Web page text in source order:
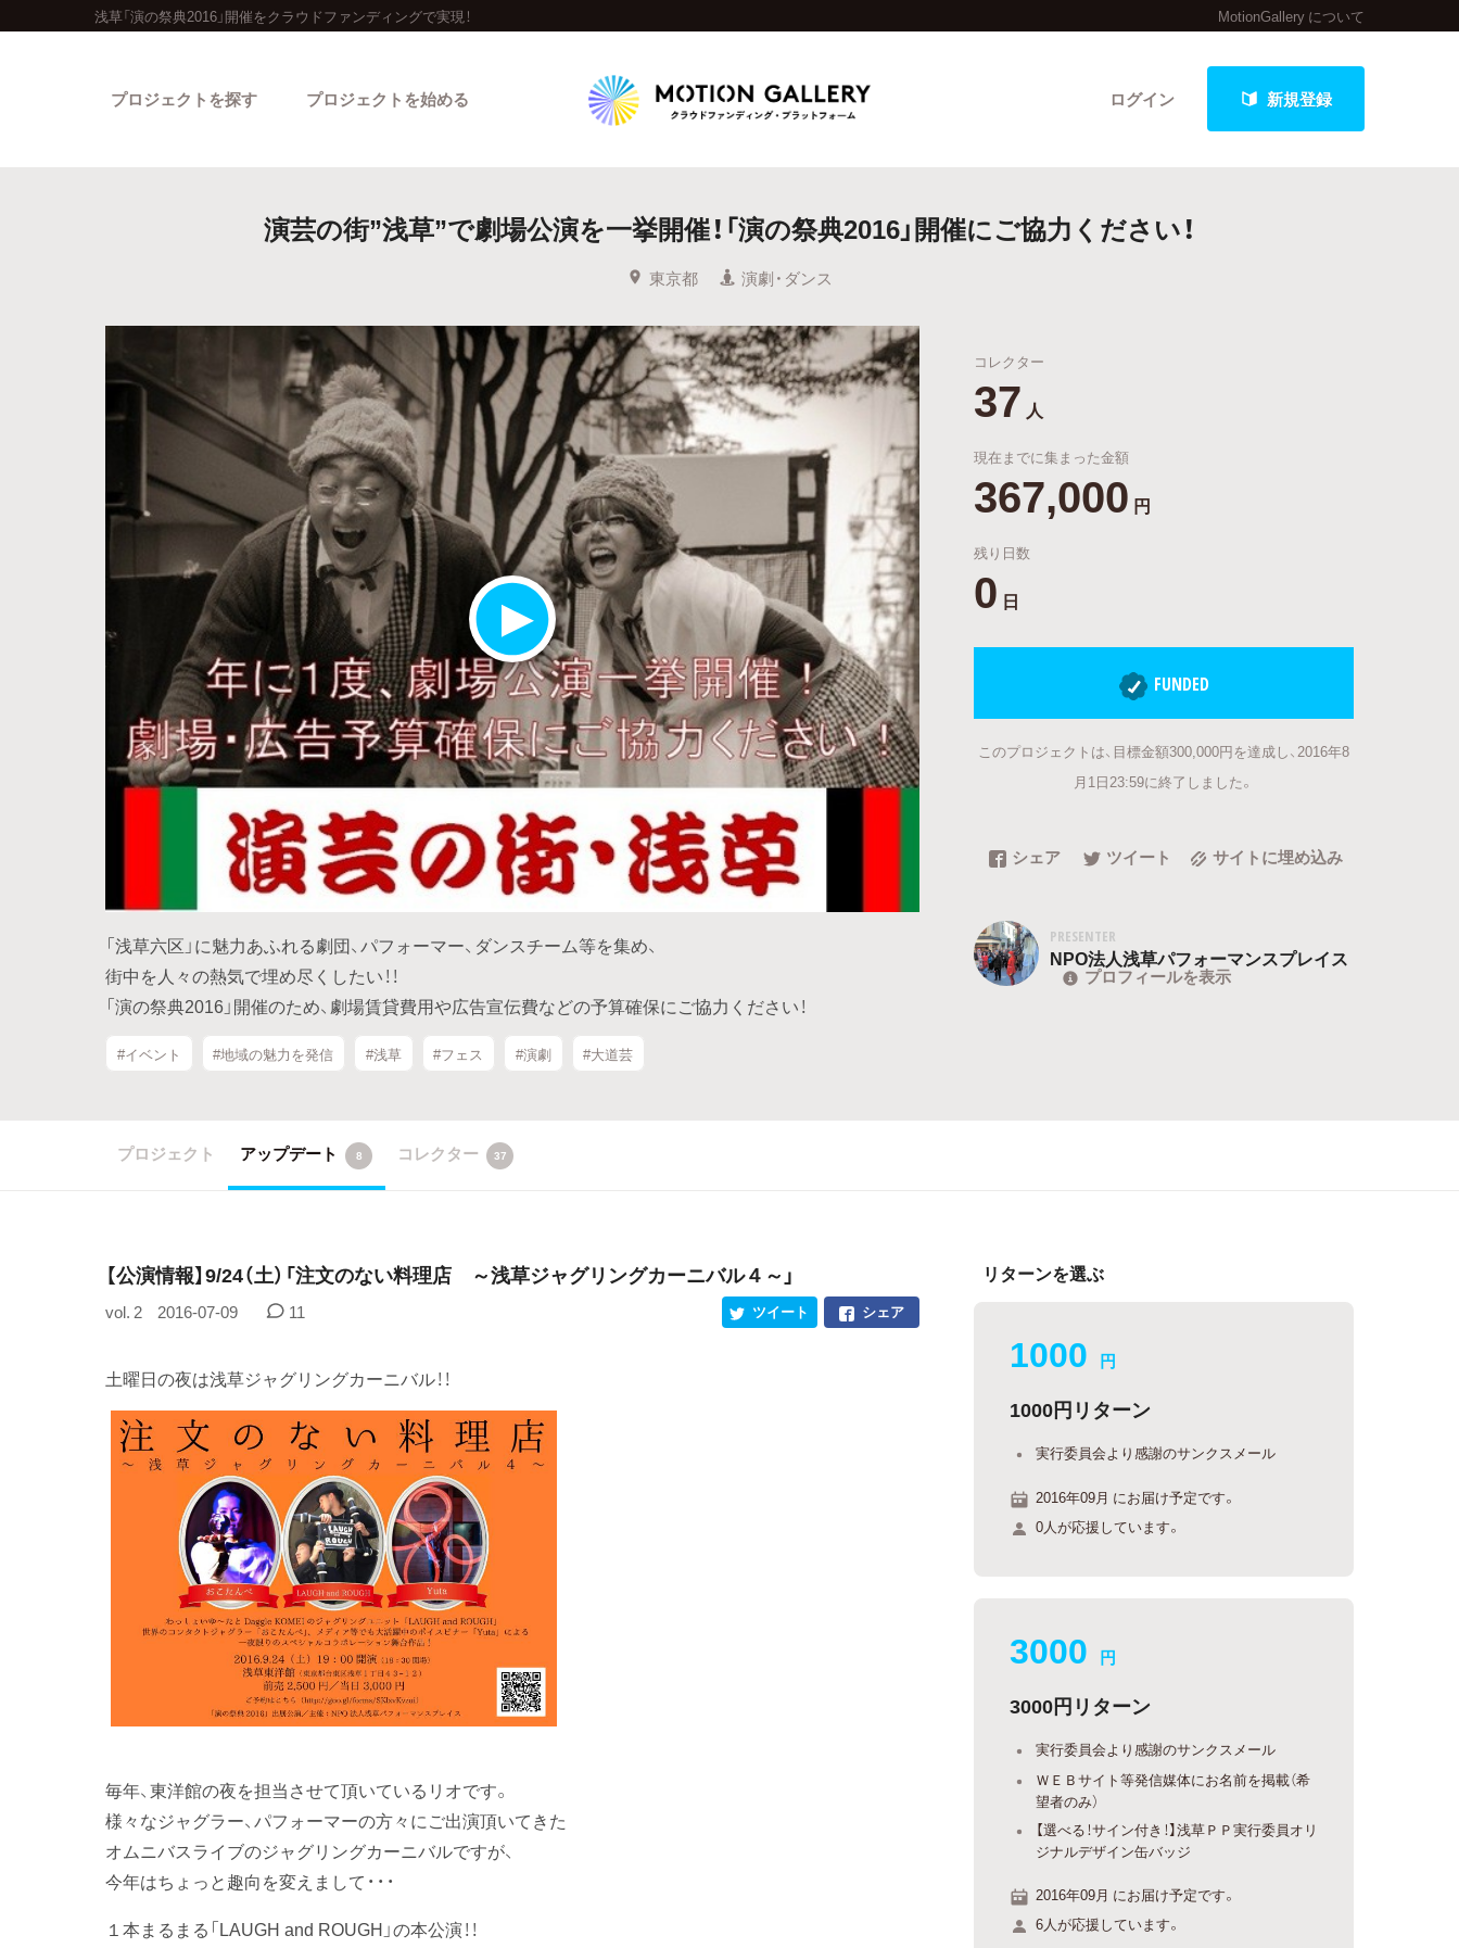
浅草「演の祭典2016」開催をクラウドファンディングで実現！ MotionGallery について
ログイン 新規登録
プロジェクトを探す
人気のプロジェクト 新着プロジェクト 終了間近のプロジェクト
Feature
カテゴリーから探す タグから探す キュレーターから探す 特集から探す 最新進捗報告から探す
Legendary
最新達成プロジェクト 調達額が大きいプロジェクト
プロジェクトを始める
演芸の街”浅草”で劇場公演を一挙開催！「演の祭典2016」開催にご協力ください！
東京都 演劇・ダンス
「浅草六区」に魅力あふれる劇団、パフォーマー、ダンスチーム等を集め、
街中を人々の熱気で埋め尽くしたい！！
「演の祭典2016」開催のため、劇場賃貸費用や広告宣伝費などの予算確保にご協力ください！
#イベント #地域の魅力を発信 #浅草 #フェス #演劇 #大道芸
コレクター
37 人
現在までに集まった金額
367,000 円
残り日数
0 日
FUNDED
このプロジェクトは、目標金額300,000円を達成し、2016年8
月1日23:59に終了しました。
シェア ツイート サイトに埋め込み
PRESENTER
NPO法人浅草パフォーマンスプレイス
プロフィールを表示
プロジェクト アップデート 8 コレクター 37
【公演情報】9/24（土）「注文のない料理店 ～浅草ジャグリングカーニバル４～」
vol. 2 2016-07-09 11 シェア
ツイート
土曜日の夜は浅草ジャグリングカーニバル！！
毎年、東洋館の夜を担当させて頂いているリオです。
様々なジャグラー、パフォーマーの方々にご出演頂いてきた
オムニバスライブのジャグリングカーニバルですが、
今年はちょっと趣向を変えまして・・・
１本まるまる「LAUGH and ROUGH」の本公演！！
リターンを選ぶ
1000 円
1000円リターン
実行委員会より感謝のサンクスメール
2016年09月 にお届け予定です。
0人が応援しています。
3000 円
3000円リターン
実行委員会より感謝のサンクスメール
ＷＥＢサイト等発信媒体にお名前を掲載（希
望者のみ）
【選べる！サイン付き！】浅草ＰＰ実行委員オリ
ジナルデザイン缶バッジ
2016年09月 にお届け予定です。
6人が応援しています。